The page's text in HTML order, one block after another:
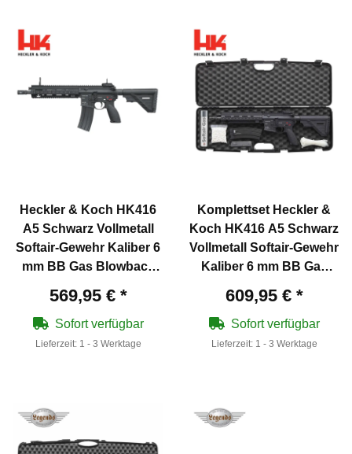
Heckler & Koch HK416
A5 Schwarz Vollmetall
Softair-Gewehr Kaliber 6
mm BB Gas Blowback
569,95 € *
Sofort verfügbar
Lieferzeit: 1 - 3 Werktage
Komplettset Heckler &
Koch HK416 A5 Schwarz
Vollmetall Softair-Gewehr
Kaliber 6 mm BB Gas
609,95 € *
Sofort verfügbar
Lieferzeit: 1 - 3 Werktage